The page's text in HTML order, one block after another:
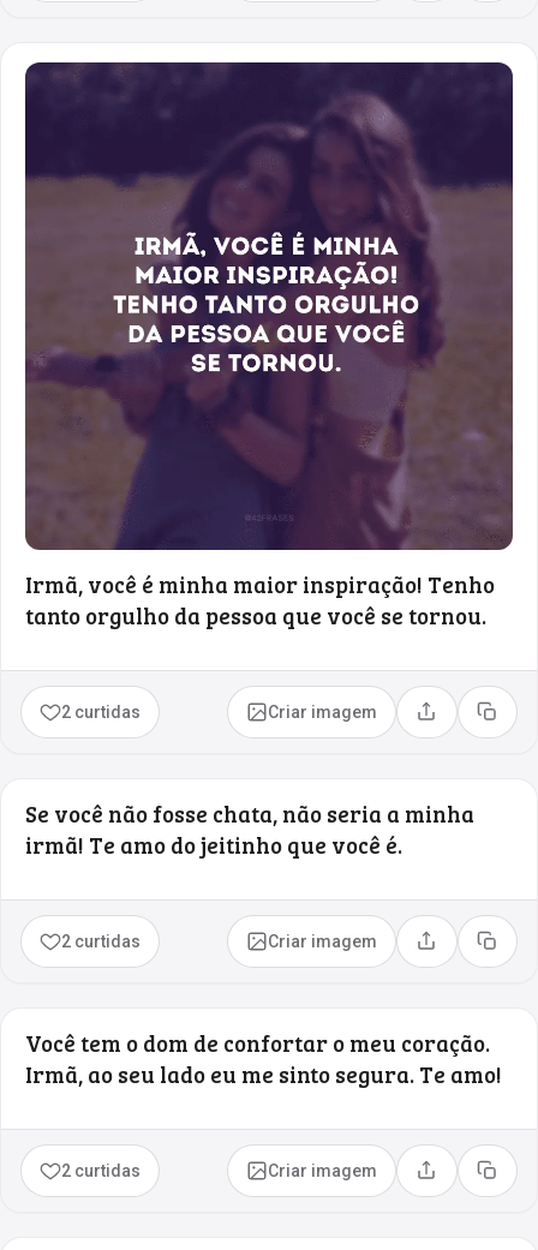
Irmã, você é minha maior inspiração! Tenho
tanto orgulho da pessoa que você se tornou.
2 curtidas Criar imagem Compartilhar
Copiar
Se você não fosse chata, não seria a minha
irmã! Te amo do jeitinho que você é.
2 curtidas Criar imagem Compartilhar
Copiar
Você tem o dom de confortar o meu coração.
Irmã, ao seu lado eu me sinto segura. Te amo!
2 curtidas Criar imagem Compartilhar
Copiar